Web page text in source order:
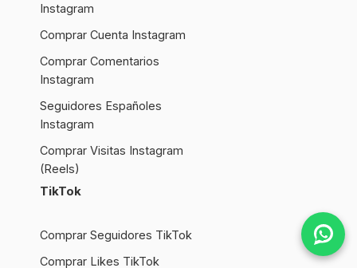
Instagram
Comprar Cuenta Instagram
Comprar Comentarios
Instagram
Seguidores Españoles
Instagram
Comprar Visitas Instagram
(Reels)
TikTok
Comprar Seguidores TikTok
Comprar Likes TikTok